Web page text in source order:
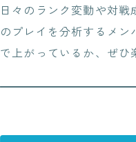
日々のランク変動や対
のプレイを分析するメ
で上がっているか、ぜひ